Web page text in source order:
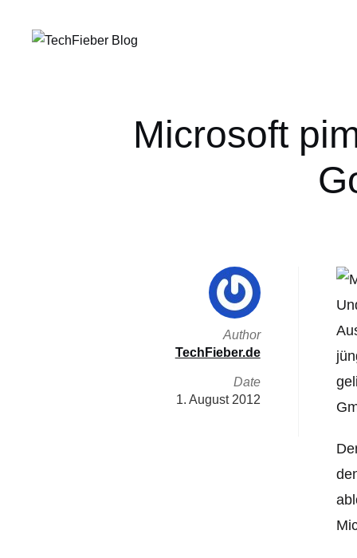
Microsoft
Author
TechFieber.de
Date
1. August 2012